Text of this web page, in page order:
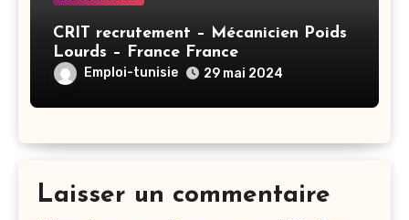
CRIT recrutement – Mécanicien Poids
Lourds – France France
Emploi-tunisie 29 mai 2024
Laisser un commentaire